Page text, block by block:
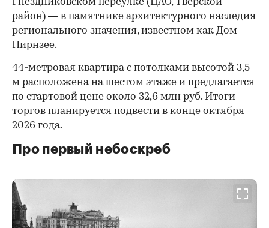
Гнездниковском переулке (ЦАО, Тверской
район) — в памятнике архитектурного наследия
регионального значения, известном как Дом
Нирнзее.
44-метровая квартира с потолками высотой 3,5
м расположена на шестом этаже и предлагается
по стартовой цене около 32,6 млн руб. Итоги
торгов планируется подвести в конце октября
2026 года.
Про первый небоскреб